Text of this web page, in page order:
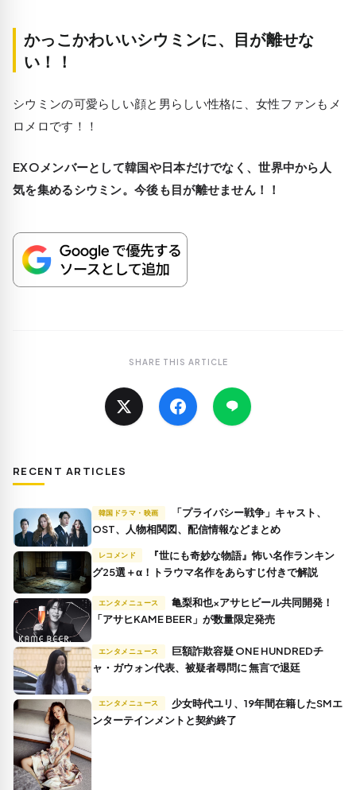
かっこかわいいシウミンに、目が離せな
い！！
シウミンの可愛らしい顔と男らしい性格に、女性ファンもメ
ロメロです！！
EXOメンバーとして韓国や日本だけでなく、世界中から人
気を集めるシウミン。今後も目が離せません！！
SHARE THIS ARTICLE
RECENT ARTICLES
韓国ドラマ・映画
OST、人物相関図、配信情報などまとめ
レコメンド
グ25選＋α！トラウマ名作をあらすじ付きで解説
エンタメニュース
「アサヒKAME BEER」が数量限定発売
エンタメニュース
ャ・ガウォン代表、被疑者尋問に 無言で退廷
エンタメニュース
ンターテインメントと契約終了